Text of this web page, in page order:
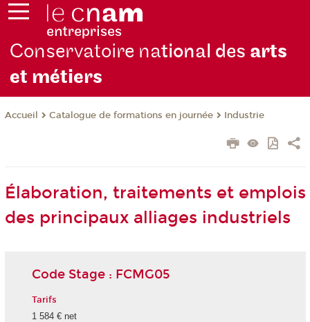
Conservatoire national des arts
et métiers
Accueil Catalogue de formations en journée Industrie
Élaboration, traitements et emplois
des principaux alliages industriels
Code Stage : FCMG05
Tarifs
1 584 € net